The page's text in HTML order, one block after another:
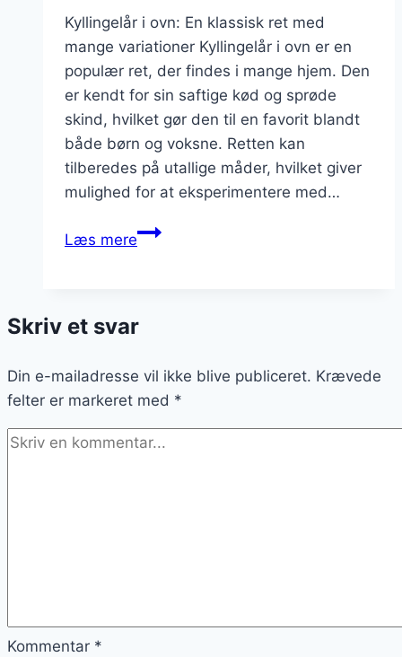
Kyllingelår i ovn: En klassisk ret med
mange variationer Kyllingelår i ovn er en
populær ret, der findes i mange hjem. Den
er kendt for sin saftige kød og sprøde
skind, hvilket gør den til en favorit blandt
både børn og voksne. Retten kan
tilberedes på utallige måder, hvilket giver
mulighed for at eksperimentere med…
Læs mereKyllingelår
krydderurter
grøntsager
Skriv et svar
Din e-mailadresse vil ikke blive publiceret. Krævede
felter er markeret med *
Kommentar *